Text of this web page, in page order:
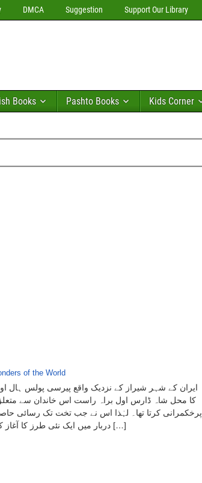
DMCA Suggestion Support Our Library
Books Pashto Books Kids Corner
of the World
ایران کے شہر شیراز کے نزدیک واقع پیرسی پولس ہال
کا محل شاہ ڈارس اول براہ راست اس خاندان سے متعلق
پرخکمرانی کرتا تھا۔ لہٰذا اس نے جب تخت تک رسائی
دربار میں ایک نئی طرز کا آغاز کیا۔ اس نے سابقہ […]